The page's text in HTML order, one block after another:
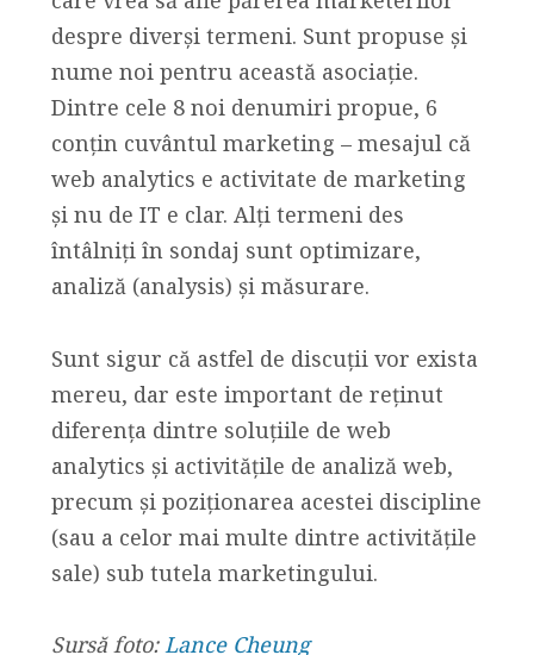
despre diverși termeni. Sunt propuse și
nume noi pentru această asociație.
Dintre cele 8 noi denumiri propue, 6
conțin cuvântul marketing – mesajul că
web analytics e activitate de marketing
și nu de IT e clar. Alți termeni des
întâlniți în sondaj sunt optimizare,
analiză (analysis) și măsurare.
Sunt sigur că astfel de discuții vor exista
mereu, dar este important de reținut
diferența dintre soluțiile de web
analytics și activitățile de analiză web,
precum și poziționarea acestei discipline
(sau a celor mai multe dintre activitățile
sale) sub tutela marketingului.
Sursă foto:Lance Cheung